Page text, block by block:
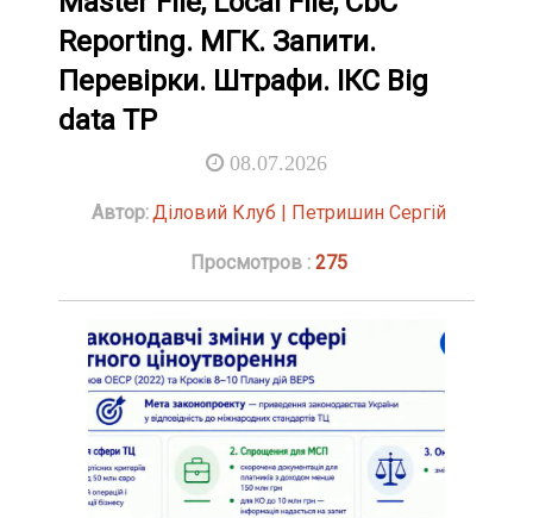
Reporting. МГК. Запити.
Перевірки. Штрафи. ІКС Big
data TP
08.07.2026
Автор:Діловий Клуб | Петришин Сергій
Просмотров :275